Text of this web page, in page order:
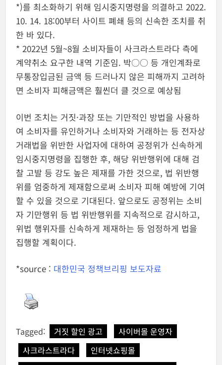
*)를 최소화하기 위해 임시중지명령을 의결하고 2022.
10. 14. 18:00부터 사이트 폐쇄 등의 신속한 조치를 취
한 바 있다.
* 2022년 5월~8월 소비자들이 사크라스트라다 측에
계약취소 요구한 내역 기준임. 박○○ 등 개인계좌로
무통장입금된 금액 등 드러나지 않은 피해까지 고려하
면 소비자 피해금액은 훨씬더 클 것으로 예상됨
이번 조치는 거짓·과장 또는 기만적인 방법을 사용하
여 소비자를 유인하거나 소비자와 거래하는 등 전자상
거래법을 위반한 사업자에 대하여 공정위가 신속하게
임시중지명령을 집행한 후, 해당 위반행위에 대해 검
찰 고발 등 강도 높은 제재를 가한 것으로, 법 위반행
위를 엄중하게 제재함으로써 소비자 피해 예방에 기여
할 수 있을 것으로 기대된다. 앞으로도 공정위는 소비
자 기만행위 등 법 위반행위를 지속적으로 감시하고,
위법 행위자를 신속하게 제재하는 등 엄정하게 법을
집행할 계획이다.
*source : 대한민국 정책브리핑 보도자료
Tagged: 거짓 할인 광고
사이버몰 운영자
사크라스트라다
인터넷쇼핑몰